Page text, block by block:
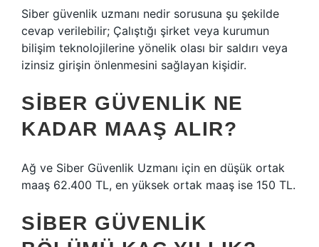
Siber güvenlik uzmanı nedir sorusuna şu şekilde
cevap verilebilir; Çalıştığı şirket veya kurumun
bilişim teknolojilerine yönelik olası bir saldırı veya
izinsiz girişin önlenmesini sağlayan kişidir.
SIBER GÜVENLIK NE
KADAR MAAŞ ALIR?
Ağ ve Siber Güvenlik Uzmanı için en düşük ortak
maaş 62.400 TL, en yüksek ortak maaş ise 150 TL.
SIBER GÜVENLIK